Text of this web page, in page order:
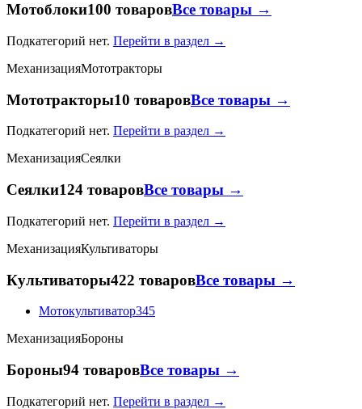
Мотоблоки100 товаровВсе товары →
Подкатегорий нет. Перейти в раздел →
МеханизацияМототракторы
Мототракторы10 товаровВсе товары →
Подкатегорий нет. Перейти в раздел →
МеханизацияСеялки
Сеялки124 товаровВсе товары →
Подкатегорий нет. Перейти в раздел →
МеханизацияКультиваторы
Культиваторы422 товаровВсе товары →
Мотокультиватор345
МеханизацияБороны
Бороны94 товаровВсе товары →
Подкатегорий нет. Перейти в раздел →